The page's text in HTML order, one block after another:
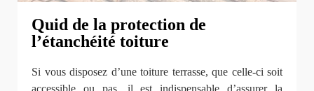
Quid de la protection de
l’étanchéité toiture
Si vous disposez d’une toiture terrasse, que celle-ci soit
accessible ou pas, il est indispensable d’assurer la